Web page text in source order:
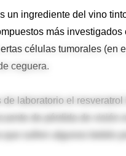
un ingrediente del vino
más
células tumorales (en
ceguera.
de laboratorio el
de pérdida de
sufren algunos bebés